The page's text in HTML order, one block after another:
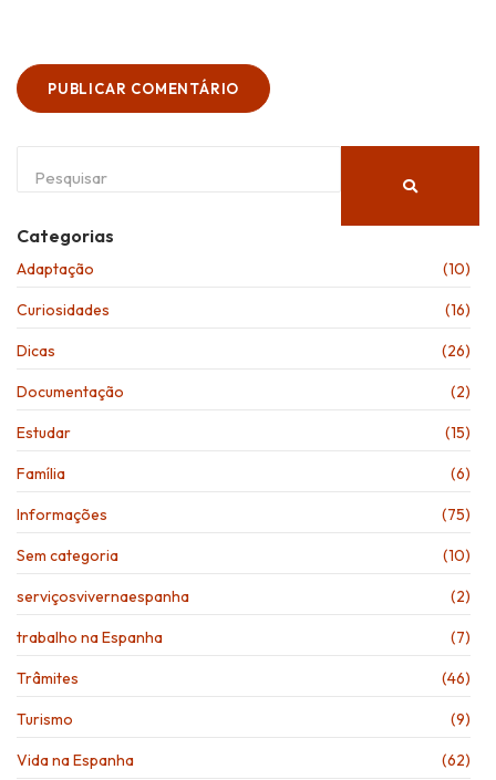
Categorias
Adaptação (10)
Curiosidades (16)
Dicas (26)
Documentação (2)
Estudar (15)
Família (6)
Informações (75)
Sem categoria (10)
serviçosvivernaespanha (2)
trabalho na Espanha (7)
Trâmites (46)
Turismo (9)
Vida na Espanha (62)